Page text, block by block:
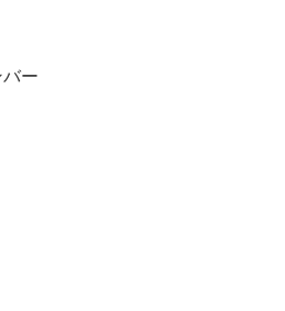
バー